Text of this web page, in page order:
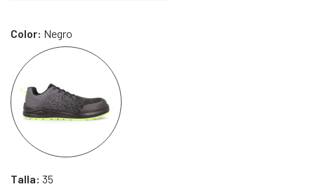
Color: Negro
Talla: 35